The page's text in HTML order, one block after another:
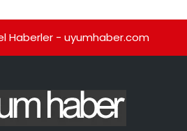
Haberler - uyumhaber.com